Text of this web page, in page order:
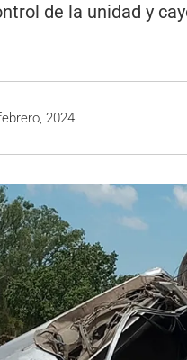
de la unidad y
2024